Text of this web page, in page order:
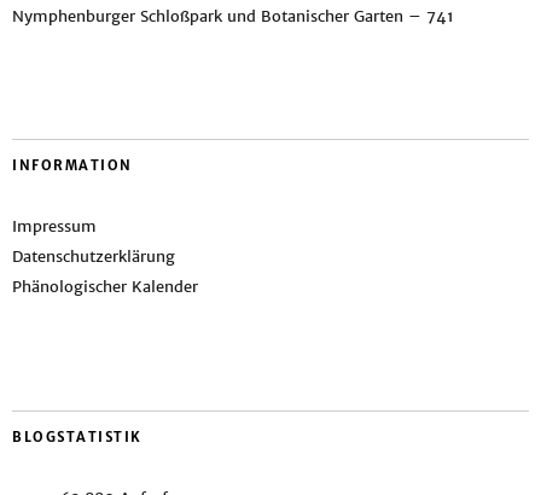
Nymphenburger Schloßpark und Botanischer Garten – 741
INFORMATION
Impressum
Datenschutzerklärung
Phänologischer Kalender
BLOGSTATISTIK